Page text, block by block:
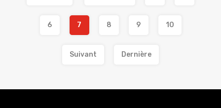
6 7 8 9 10
Suivant Dernière